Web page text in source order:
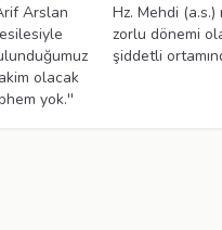
Arslan
olacak
yok.''
Hz. Mehdi
zorlu dönemi
şiddetli